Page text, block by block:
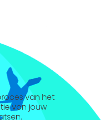
van het
van jouw